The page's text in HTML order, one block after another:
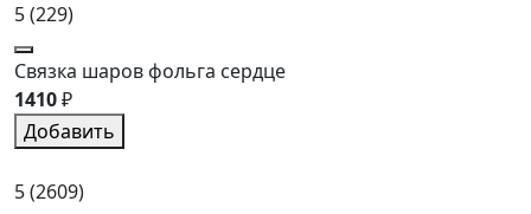
5(229)
Связка шаров фольга сердце
1410₽
Добавить
5(2609)